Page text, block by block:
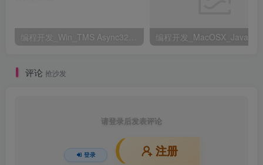
评论 抢沙发
请登录后发表评论
登录 注册